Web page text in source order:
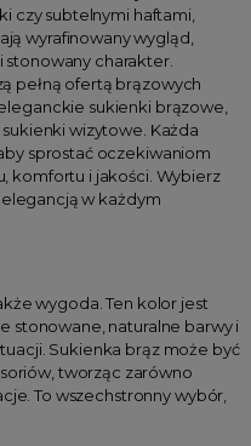
czy subtelnymi haftami,
wyrafinowany wygląd,
stonowany charakter.
pełną ofertą brązowych
sukienki brązowe,
wizytowe. Każda
sprostać oczekiwaniom
komfortu i jakości. Wybierz
w każdym
wygoda. Ten kolor jest
stonowane, naturalne barwy i
Sukienka brąz może być
tworząc zarówno
To wszechstronny wybór,